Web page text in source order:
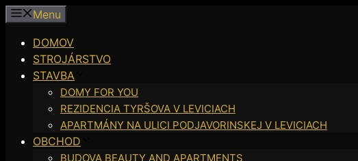
Preskočiť
obsah
Menu
DOMOV
STROJÁRSTVO
STAVBA
DOMY FOR YOU
REZIDENCIA TYRŠOVA V LEVICIACH
APARTMÁNY NA ULICI PODJAVORINSKEJ V LEVICIACH
OBCHOD
BUDOVA BEAUTY AND APARTMENTS